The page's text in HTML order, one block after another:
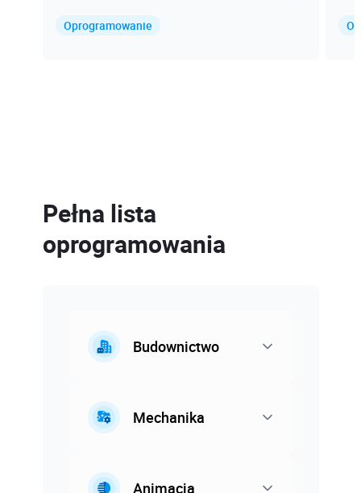
Oprogramowanie
Pełna lista
oprogramowania
Budownictwo
Mechanika
Animacja